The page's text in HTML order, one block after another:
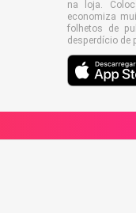
na loja.
economiza
folhetos de
desperdício de